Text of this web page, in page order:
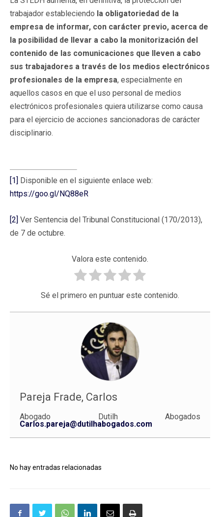
trabajador estableciendo la obligatoriedad de la
empresa de informar, con carácter previo, acerca de
la posibilidad de llevar a cabo la monitorización del
contenido de las comunicaciones que lleven a cabo
sus trabajadores a través de los medios electrónicos
profesionales de la empresa, especialmente en
aquellos casos en que el uso personal de medios
electrónicos profesionales quiera utilizarse como causa
para el ejercicio de acciones sancionadoras de carácter
disciplinario.
[1] Disponible en el siguiente enlace web:
https://goo.gl/NQ88eR
[2] Ver Sentencia del Tribunal Constitucional (170/2013),
de 7 de octubre.
Valora este contenido.
Sé el primero en puntuar este contenido.
Pareja Frade, Carlos
Abogado Dutilh Abogados
Carlos.pareja@dutilhabogados.com
No hay entradas relacionadas